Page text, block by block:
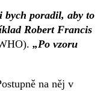
bych poradil, aby to
Robert Francis
„Po vzoru
na něj v